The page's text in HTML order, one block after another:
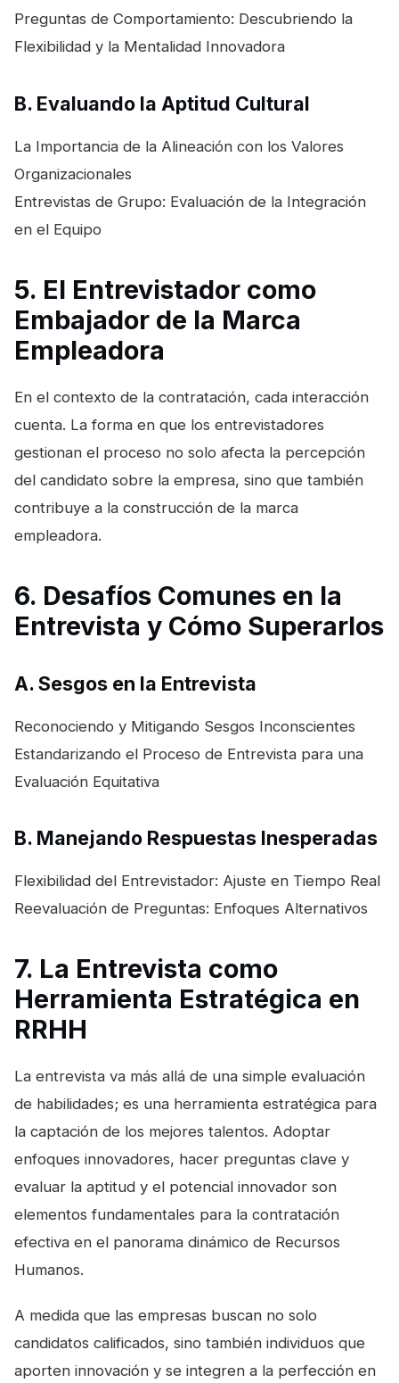
Preguntas de Comportamiento: Descubriendo la
Flexibilidad y la Mentalidad Innovadora
B. Evaluando la Aptitud Cultural
La Importancia de la Alineación con los Valores
Organizacionales
Entrevistas de Grupo: Evaluación de la Integración
en el Equipo
5. El Entrevistador como
Embajador de la Marca
Empleadora
En el contexto de la contratación, cada interacción
cuenta. La forma en que los entrevistadores
gestionan el proceso no solo afecta la percepción
del candidato sobre la empresa, sino que también
contribuye a la construcción de la marca
empleadora.
6. Desafíos Comunes en la
Entrevista y Cómo Superarlos
A. Sesgos en la Entrevista
Reconociendo y Mitigando Sesgos Inconscientes
Estandarizando el Proceso de Entrevista para una
Evaluación Equitativa
B. Manejando Respuestas Inesperadas
Flexibilidad del Entrevistador: Ajuste en Tiempo Real
Reevaluación de Preguntas: Enfoques Alternativos
7. La Entrevista como
Herramienta Estratégica en
RRHH
La entrevista va más allá de una simple evaluación
de habilidades; es una herramienta estratégica para
la captación de los mejores talentos. Adoptar
enfoques innovadores, hacer preguntas clave y
evaluar la aptitud y el potencial innovador son
elementos fundamentales para la contratación
efectiva en el panorama dinámico de Recursos
Humanos.
A medida que las empresas buscan no solo
candidatos calificados, sino también individuos que
aporten innovación y se integren a la perfección en